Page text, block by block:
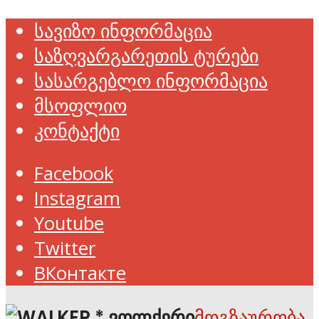
სავიზო ინფორმაცია
საზღვარგარეთის ტურები
სასარგებლო ინფორმაცია
მსოფლიო
კონტაქტი
Facebook
Instagram
Youtube
Twitter
ВКонтакте